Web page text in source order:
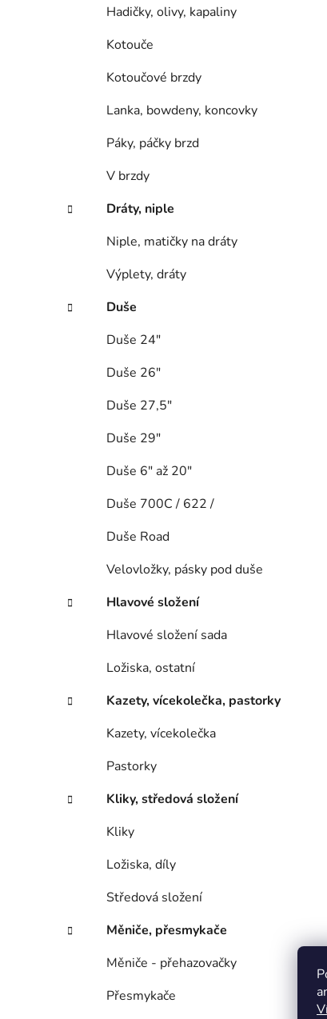
Hadičky, olivy, kapaliny
Kotouče
Kotoučové brzdy
Lanka, bowdeny, koncovky
Páky, páčky brzd
V brzdy
Dráty, niple
Niple, matičky na dráty
Výplety, dráty
Duše
Duše 24"
Duše 26"
Duše 27,5"
Duše 29"
Duše 6" až 20"
Duše 700C / 622 /
Duše Road
Velovložky, pásky pod duše
Hlavové složení
Hlavové složení sada
Ložiska, ostatní
Kazety, vícekolečka, pastorky
Kazety, vícekolečka
Pastorky
Kliky, středová složení
Kliky
Ložiska, díly
Středová složení
Měniče, přesmykače
Měniče - přehazovačky
Přesmykače